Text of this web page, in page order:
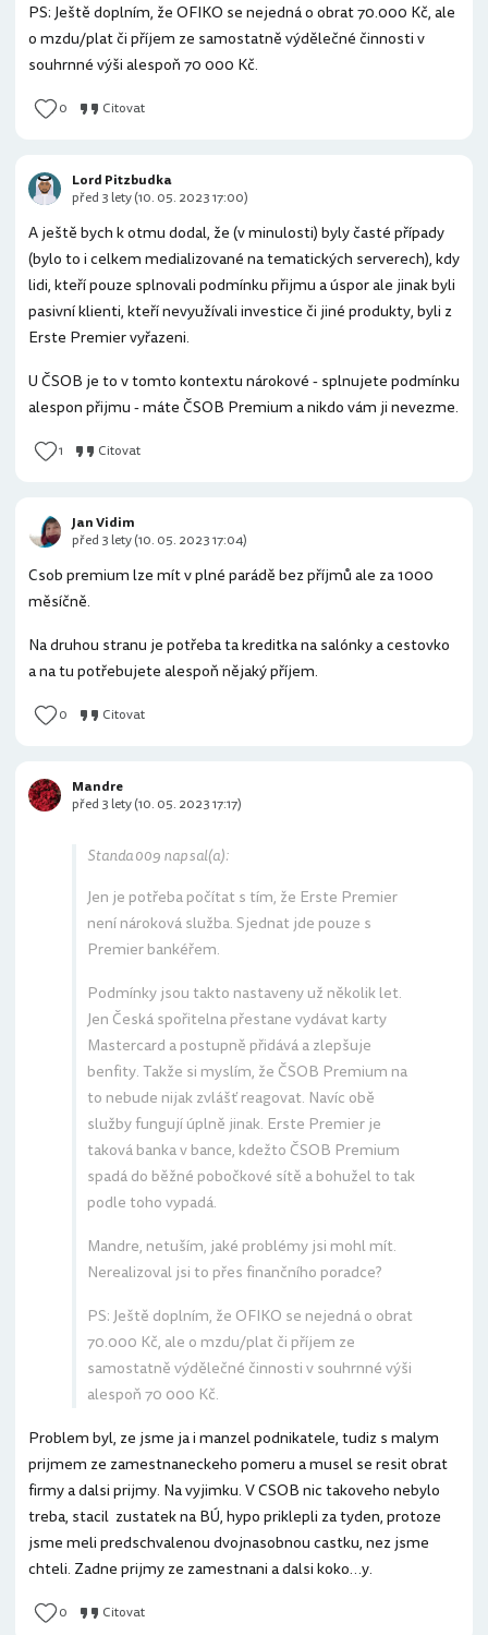
PS: Ještě doplním, že OFIKO se nejedná o obrat 70.000 Kč, ale
o mzdu/plat či příjem ze samostatně výdělečné činnosti v
souhrnné výši alespoň 70 000 Kč.
0 Citovat
A ještě bych k otmu dodal, že (v minulosti) byly časté případy
(bylo to i celkem medializované na tematických serverech), kdy
lidi, kteří pouze splnovali podmínku přijmu a úspor ale jinak byli
pasivní klienti, kteří nevyužívali investice či jiné produkty, byli z
Erste Premier vyřazeni.
U ČSOB je to v tomto kontextu nárokové - splnujete podmínku
alespon přijmu - máte ČSOB Premium a nikdo vám ji nevezme.
1 Citovat
Lord Pitzbudka
před 3 lety (10. 05. 2023 17:00)
Csob premium lze mít v plné parádě bez příjmů ale za 1000
měsíčně.
Na druhou stranu je potřeba ta kreditka na salónky a cestovko
a na tu potřebujete alespoň nějaký příjem.
0 Citovat
Jan Vidim
před 3 lety (10. 05. 2023 17:04)
Standa 009 napsal(a):
Jen je potřeba počítat s tím, že Erste Premier
není nároková služba. Sjednat jde pouze s
Premier bankéřem.
Podmínky jsou takto nastaveny už několik let.
Jen Česká spořitelna přestane vydávat karty
Mastercard a postupně přidává a zlepšuje
benfity. Takže si myslím, že ČSOB Premium na
to nebude nijak zvlášť reagovat. Navíc obě
služby fungují úplně jinak. Erste Premier je
taková banka v bance, kdežto ČSOB Premium
spadá do běžné pobočkové sítě a bohužel to tak
podle toho vypadá.
Mandre, netuším, jaké problémy jsi mohl mít.
Nerealizoval jsi to přes finančního poradce?
PS: Ještě doplním, že OFIKO se nejedná o obrat
70.000 Kč, ale o mzdu/plat či příjem ze
samostatně výdělečné činnosti v souhrnné výši
alespoň 70 000 Kč.
Problem byl, ze jsme ja i manzel podnikatele, tudiz s malym
prijmem ze zamestnaneckeho pomeru a musel se resit obrat
firmy a dalsi prijmy. Na vyjimku. V CSOB nic takoveho nebylo
treba, stacil zustatek na BÚ, hypo priklepli za tyden, protoze
jsme meli predschvalenou dvojnasobnou castku, nez jsme
chteli. Zadne prijmy ze zamestnani a dalsi koko…y.
0 Citovat
Mandre
před 3 lety (10. 05. 2023 17:17)